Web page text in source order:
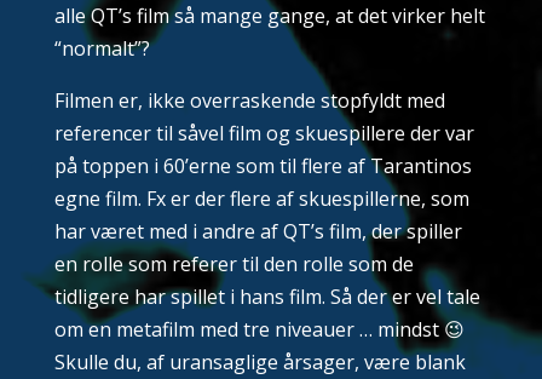
alle QT’s film så mange gange, at det virker helt
“normalt”?
Filmen er, ikke overraskende stopfyldt med
referencer til såvel film og skuespillere der var
på toppen i 60’erne som til flere af Tarantinos
egne film. Fx er der flere af skuespillerne, som
har været med i andre af QT’s film, der spiller
en rolle som referer til den rolle som de
tidligere har spillet i hans film. Så der er vel tale
om en metafilm med tre niveauer … mindst 😉
Skulle du, af uransaglige årsager, være blank